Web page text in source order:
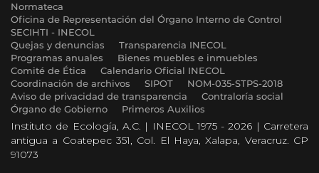
Normateca
Oficina de Representación del Órgano Interno de Control
SECIHTI - INECOL
Quejas y denuncias
Transparencia INECOL
Programas anuales
Bienes muebles e inmuebles
Comité de Ética
Calendario Oficial INECOL
Coordinación de archivos
SIPOT
NOM-035-STPS-2018
Aviso de privacidad de transparencia
Contraloría social
Órgano de Gobierno
Primeros Auxilios
Instituto de Ecología, A.C. | INECOL 1975 - 2026 | Carretera
antigua a Coatepec 351, Col. El Haya, Xalapa, Veracruz. CP
91073